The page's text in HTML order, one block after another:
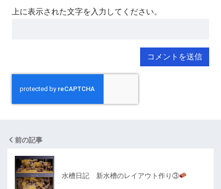
上に表示された文字を入力してください。
前の記事
水槽日記 新水槽のレイアウト作り③